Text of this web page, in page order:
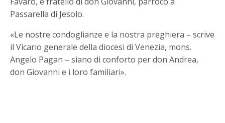
Passarella di Jesolo.
«Le nostre condoglianze e la nostra preghiera – scrive
il Vicario generale della diocesi di Venezia, mons.
Angelo Pagan – siano di conforto per don Andrea,
don Giovanni e i loro familiari».